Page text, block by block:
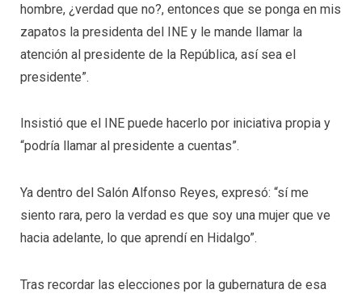
hombre, ¿verdad que no?, entonces que se ponga en mis
zapatos la presidenta del INE y le mande llamar la
atención al presidente de la República, así sea el
presidente”.
Insistió que el INE puede hacerlo por iniciativa propia y
“podría llamar al presidente a cuentas”.
Ya dentro del Salón Alfonso Reyes, expresó: “sí me
siento rara, pero la verdad es que soy una mujer que ve
hacia adelante, lo que aprendí en Hidalgo”.
Tras recordar las elecciones por la gubernatura de esa